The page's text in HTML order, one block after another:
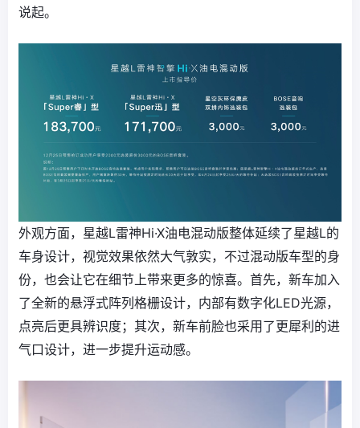
说起。
外观方面，星越L雷神Hi·X油电混动版整体延续了星越L的
车身设计，视觉效果依然大气敦实，不过混动版车型的身
份，也会让它在细节上带来更多的惊喜。首先，新车加入
了全新的悬浮式阵列格栅设计，内部有数字化LED光源，
点亮后更具辨识度；其次，新车前脸也采用了更犀利的进
气口设计，进一步提升运动感。